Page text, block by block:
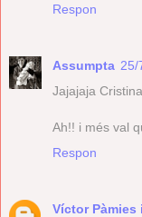
Respon
Assumpta 25/
Jajajaja
Ah!! i més val
Respon
Víctor Pàmies